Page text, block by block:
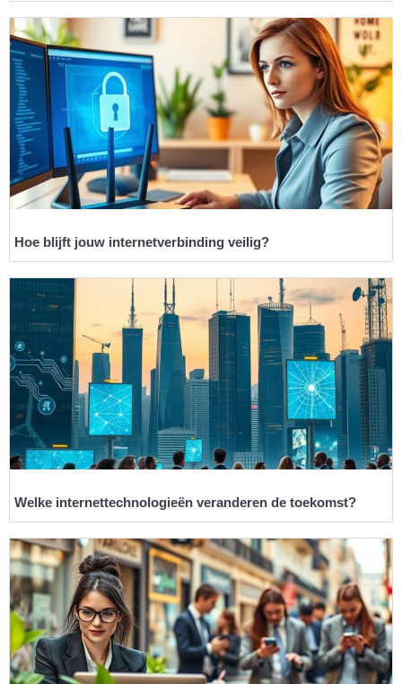
Hoe blijft jouw internetverbinding veilig?
Welke internettechnologieën veranderen de toekomst?